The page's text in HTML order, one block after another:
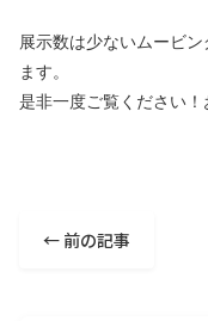
展示数は少ないムービ
ます。
是非一度ご覧ください！
← 前の記事